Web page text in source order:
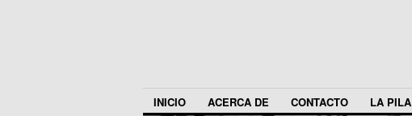
INICIO ACERCA DE CONTACTO LA PILA